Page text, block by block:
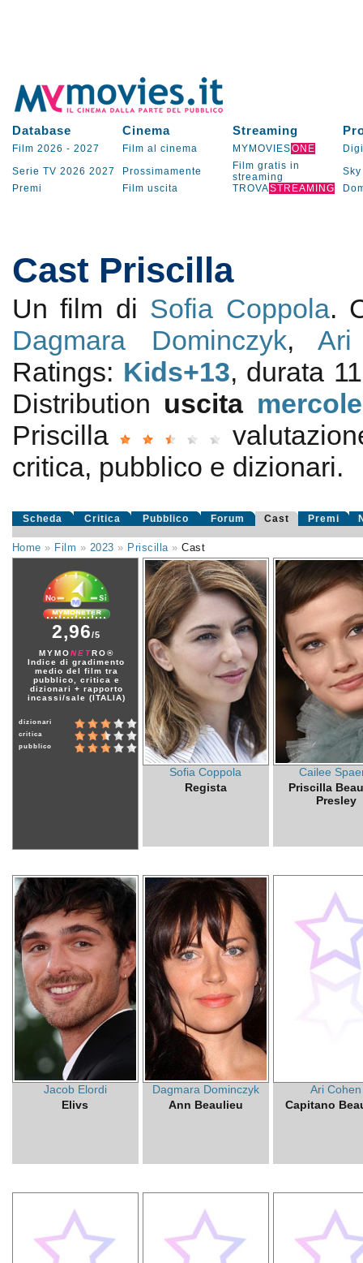
Database Cinema Streaming
Film 2026 - 2027 Film al cinema MYMOVIESONE
Serie TV 2026 2027 Prossimamente
Film gratis in
streaming
Sky
Premi
Film uscita TROVASTREAMING
Cast Priscilla
Un film di Sofia Coppola.
Dagmara Dominczyk,
Ratings: Kids+13, durata
Distribution uscita
Priscilla
critica, pubblico e dizionari.
Scheda Critica Pubblico Forum Cast Premi
Home » Film » 2023 » Priscilla»Cast
2,96/5
MYMONETRO®
Indice di gradimento
medio del film tra
pubblico, critica e
dizionari + rapporto
incassi/sale (ITALIA)
dizionari
critica
pubblico
Sofia Coppola
Regista
Cailee
Priscilla
Presley
Jacob Elordi
Elivs
Dagmara Dominczyk
Ann Beaulieu
Ari Cohen
Capitano